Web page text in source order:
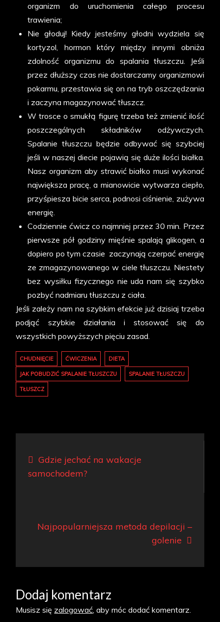
organizm do uruchomienia całego procesu
trawienia;
Nie głoduj! Kiedy jesteśmy głodni wydziela się
kortyzol, hormon który między innymi obniża
zdolność organizmu do spalania tłuszczu. Jeśli
przez dłuższy czas nie dostarczamy organizmowi
pokarmu, przestawia się on na tryb oszczędzania
i zaczyna magazynować tłuszcz.
W trosce o smukłą figurę trzeba też zmienić ilość
poszczególnych składników odżywczych.
Spalanie tłuszczu będzie odbywać się szybciej
jeśli w naszej diecie pojawią się duże ilości białka.
Nasz organizm aby strawić białko musi wykonać
największa pracę, a mianowicie wytwarza ciepło,
przyśpiesza bicie serca, podnosi ciśnienie, zużywa
energię.
Codziennie ćwicz co najmniej przez 30 min. Przez
pierwsze pół godziny mięśnie spalają glikogen, a
dopiero po tym czasie zaczynają czerpać energię
ze zmagazynowanego w ciele tłuszczu. Niestety
bez wysiłku fizycznego nie uda nam się szybko
pozbyć nadmiaru tłuszczu z ciała.
Jeśli zależy nam na szybkim efekcie już dzisiaj trzeba
podjąć szybkie działania i stosować się do
wszystkich powyższych pięciu zasad.
CHUDNIĘCIE ĆWICZENIA DIETA
JAK POBUDZIĆ SPALANIE TŁUSZCZU SPALANIE TŁUSZCZU
TŁUSZCZ
wpisu
Gdzie jechać na wakacje
samochodem?
Najpopularniejsza metoda depilacji –
golenie
Dodaj komentarz
Musisz się zalogować , aby móc dodać komentarz.